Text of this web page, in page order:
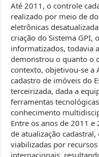
Até 2011, o controle
realizado por meio de
eletrônicas
criação do Sistema GPI,
informatizados, todavia
demonstrou o quanto o
contexto, objetivou-se a
cadastro de imóveis do
terceirizada, dada a
ferramentas
conhecimento
Entre os anos de 2011
de atualização
viabilizadas por
internacionais,